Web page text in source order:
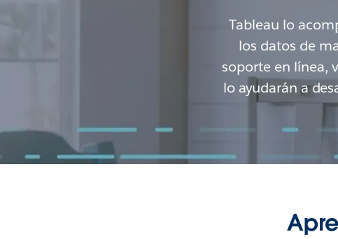
Tableau lo
los datos de
soporte en línea,
lo ayudarán a